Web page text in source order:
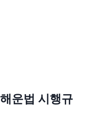
운법 시행규